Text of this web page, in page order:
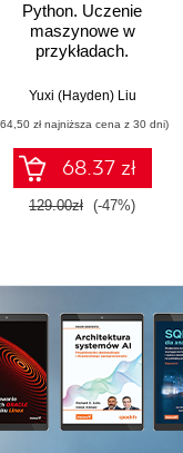
Python. Uczenie
maszynowe w
przykładach.
realnych
Wydanie IV
Yuxi (Hayden) Liu
zł najniższa cena z 30 dni)
68.37 zł
129.00zł (-47%)